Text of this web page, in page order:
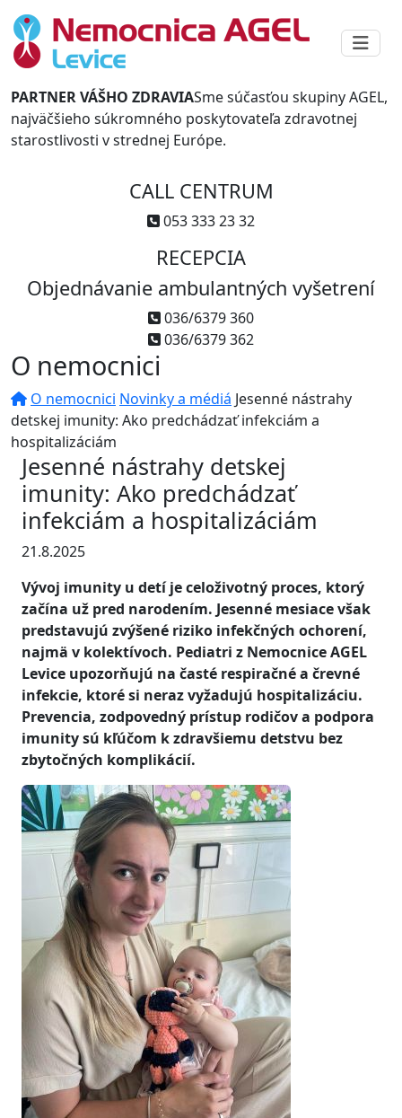
PARTNER VÁŠHO ZDRAVIASme súčasťou skupiny AGEL,
najväčšieho súkromného poskytovateľa zdravotnej
starostlivosti v strednej Európe.
CALL CENTRUM
053 333 23 32
RECEPCIA
Objednávanie ambulantných vyšetrení
036/6379 360
036/6379 362
O nemocnici
O nemocnici Novinky a médiá Jesenné nástrahy
detskej imunity: Ako predchádzať infekciám a
hospitalizáciám
Jesenné nástrahy detskej
imunity: Ako predchádzať
infekciám a hospitalizáciám
21.8.2025
Vývoj imunity u detí je celoživotný proces, ktorý
začína už pred narodením. Jesenné mesiace však
predstavujú zvýšené riziko infekčných ochorení,
najmä v kolektívoch. Pediatri z Nemocnice AGEL
Levice upozorňujú na časté respiračné a črevné
infekcie, ktoré si neraz vyžadujú hospitalizáciu.
Prevencia, zodpovedný prístup rodičov a podpora
imunity sú kľúčom k zdravšiemu detstvu bez
zbytočných komplikácií.